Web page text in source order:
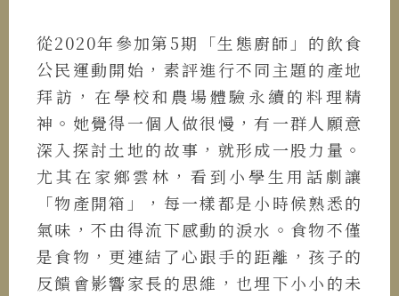
從2020年參加第5期「生態廚師」的飲食
公民運動開始，素評進行不同主題的產地
拜訪，在學校和農場體驗永續的料理精
神。她覺得一個人做很慢，有一群人願意
深入探討土地的故事，就形成一股力量。
尤其在家鄉雲林，看到小學生用話劇讓
「物產開箱」，每一樣都是小時候熟悉的
氣味，不由得流下感動的淚水。食物不僅
是食物，更連結了心跟手的距離，孩子的
反饋會影響家長的思維，也埋下小小的未